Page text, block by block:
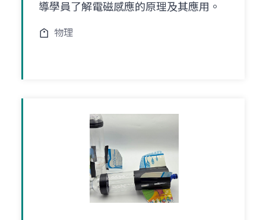
導學員了解電磁感應的原理及其應用。
物理